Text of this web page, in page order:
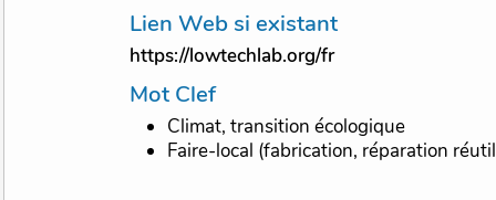
Lien Web si existant
https://lowtechlab.org/fr
Mot Clef
Climat, transition écologique
Faire-local (fabrication, réparation